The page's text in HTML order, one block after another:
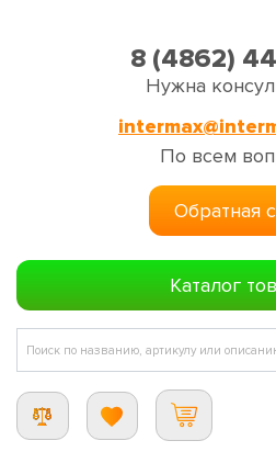
8 (4862)
Нужна
По всем
Обратная
Каталог